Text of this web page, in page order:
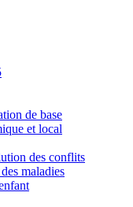
de base
et local
des conflits
maladies